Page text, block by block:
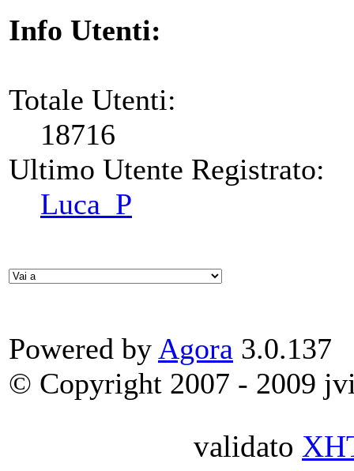
Info Utenti:
Totale Utenti:
18716
Ultimo Utente Registrato:
Luca_P
Powered by Agora 3.0.137
© Copyright 2007 - 2009
validato